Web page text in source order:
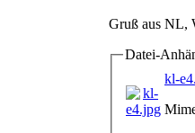
Gruß aus NL,
Datei-
kl-